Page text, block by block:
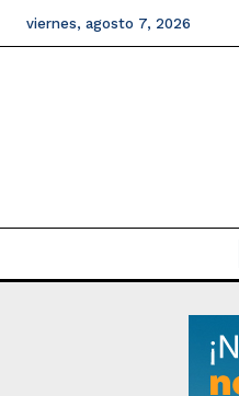
viernes, agosto 7, 2026